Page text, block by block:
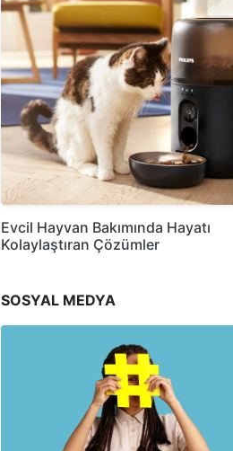
Evcil Hayvan Bakımında Hayatı
Kolaylaştıran Çözümler
SOSYAL MEDYA